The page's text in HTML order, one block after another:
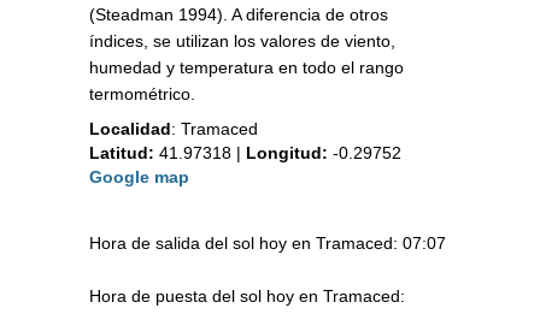
(Steadman 1994). A diferencia de otros
índices, se utilizan los valores de viento,
humedad y temperatura en todo el rango
termométrico.
Localidad: Tramaced
Latitud: 41.97318 | Longitud: -0.29752
Google map
Hora de salida del sol hoy en Tramaced: 07:07
Hora de puesta del sol hoy en Tramaced: